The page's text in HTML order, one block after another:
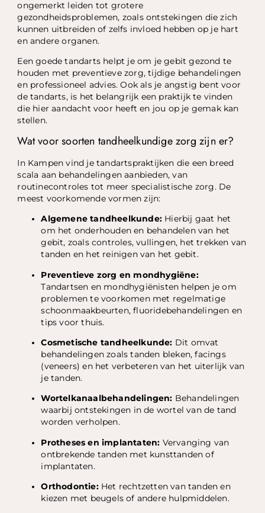
ongemerkt leiden tot grotere
gezondheidsproblemen, zoals ontstekingen die zich
kunnen uitbreiden of zelfs invloed hebben op je hart
en andere organen.
Een goede tandarts helpt je om je gebit gezond te
houden met preventieve zorg, tijdige behandelingen
en professioneel advies. Ook als je angstig bent voor
de tandarts, is het belangrijk een praktijk te vinden
die hier aandacht voor heeft en jou op je gemak kan
stellen.
Wat voor soorten tandheelkundige zorg zijn er?
In Kampen vind je tandartspraktijken die een breed
scala aan behandelingen aanbieden, van
routinecontroles tot meer specialistische zorg. De
meest voorkomende vormen zijn:
Algemene tandheelkunde: Hierbij gaat het
om het onderhouden en behandelen van het
gebit, zoals controles, vullingen, het trekken van
tanden en het reinigen van het gebit.
Preventieve zorg en mondhygiëne:
Tandartsen en mondhygiënisten helpen je om
problemen te voorkomen met regelmatige
schoonmaakbeurten, fluoridebehandelingen en
tips voor thuis.
Cosmetische tandheelkunde: Dit omvat
behandelingen zoals tanden bleken, facings
(veneers) en het verbeteren van het uiterlijk van
je tanden.
Wortelkanaalbehandelingen: Behandelingen
waarbij ontstekingen in de wortel van de tand
worden verholpen.
Protheses en implantaten: Vervanging van
ontbrekende tanden met kunsttanden of
implantaten.
Orthodontie:Het rechtzetten van tanden en
kiezen met beugels of andere hulpmiddelen.